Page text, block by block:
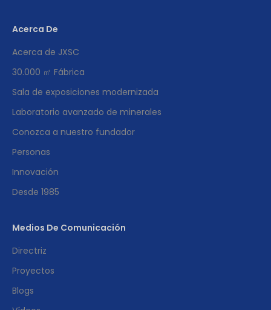
Acerca De
Acerca de JXSC
30.000 ㎡ Fábrica
Sala de exposiciones modernizada
Laboratorio avanzado de minerales
Conozca a nuestro fundador
Personas
Innovación
Desde 1985
Medios De Comunicación
Directriz
Proyectos
Blogs